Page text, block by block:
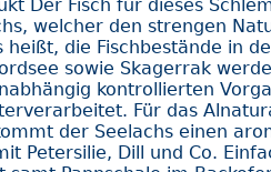
Der Fisch für dieses
welcher den strengen
heißt, die Fischbestände in
sowie Skagerrak
kontrollierten
Für das
der Seelachs einen
Petersilie, Dill und Co.